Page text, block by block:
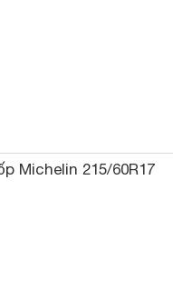
Michelin 215/60R17